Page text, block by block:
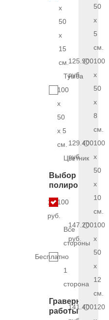
x
50
x
15
см.
Тумба
100
x
50
x 5
см.
Цветник
Выбор
полировки
13.100
руб.
Все
стороны
Бесплатно
1
сторона
Граверные
работы
50
x
5
см.
125.900
руб.
100
x
50
x
8
см.
129.400
руб.
100
x
50
x
10
см.
147.200
руб.
100
x
50
x
12
см.
141.400120